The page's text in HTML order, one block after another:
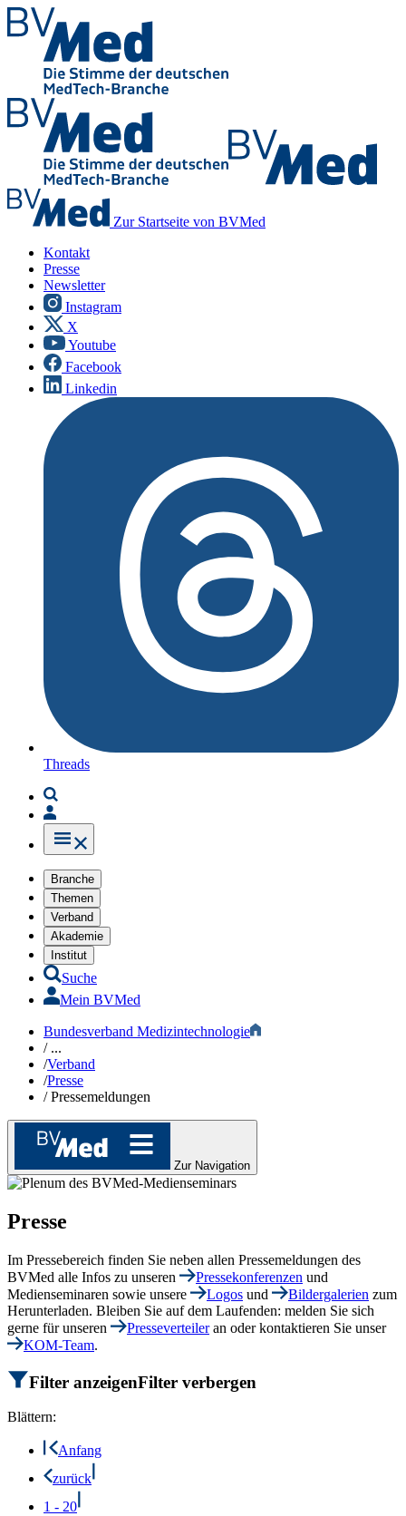
Zur Startseite von BVMed
Kontakt
Presse
Newsletter
Instagram
X
Youtube
Facebook
Linkedin
Threads
Branche
Themen
Verband
Akademie
Institut
Suche
Mein BVMed
Bundesverband Medizintechnologie
/...
/Verband
/Presse
/Pressemeldungen
Zur Navigation
Presse
Im Pressebereich finden Sie neben allen Pressemeldungen des
BVMed alle Infos zu unseren
Pressekonferenzen und
Medienseminaren sowie unsere
Logos und Bildergalerien zum
Herunterladen. Bleiben Sie auf dem Laufenden: melden Sie sich
gerne für unseren
Presseverteileran oder kontaktieren Sie unser
KOM-Team.
Filter anzeigenFilter verbergen
Blättern:
Anfang
zurück
1 - 20